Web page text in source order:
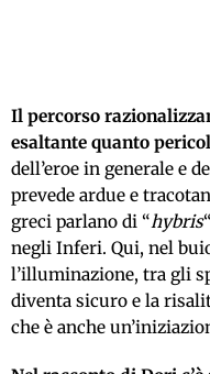
Il percorso
esaltante quanto
dell’eroe in generale e
prevede ardue e
greci parlano di “hybris
negli Inferi. Qui, nel
l’illuminazione, tra gli
diventa sicuro e la
che è anche